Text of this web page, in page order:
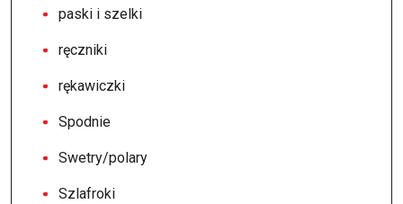
paski i szelki
ręczniki
rękawiczki
Spodnie
Swetry/polary
Szlafroki